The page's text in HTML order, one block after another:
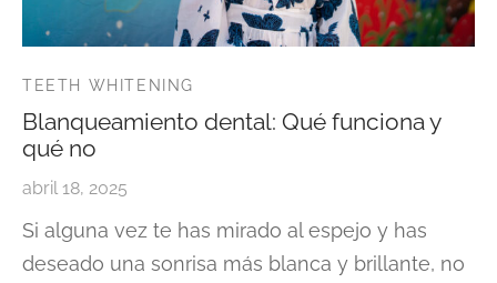
TEETH WHITENING
Blanqueamiento dental: Qué funciona y
qué no
abril 18, 2025
Si alguna vez te has mirado al espejo y has
deseado una sonrisa más blanca y brillante, no